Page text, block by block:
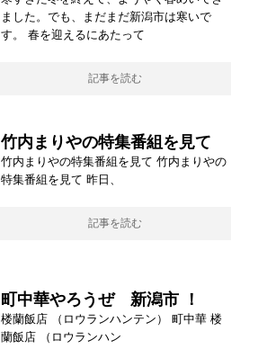
ました。でも、まだまだ新潟市は寒いで
す。 春を迎えるにあたって
記事を読む
竹内まりやの特集番組を見て
竹内まりやの特集番組を見て 竹内まりやの
特集番組を見て 昨日、
記事を読む
町中華やろうぜ 新潟市 ！
楼蘭飯店 （ロウランハンテン） 町中華 楼
蘭飯店 （ロウランハン